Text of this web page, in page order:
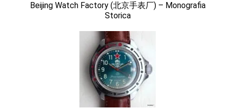
Beijing Watch Factory (北京手表厂) – Monografia
Storica